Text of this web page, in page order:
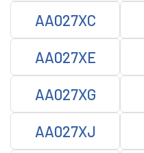
AA027XC
AA027XE
AA027XG
AA027XJ